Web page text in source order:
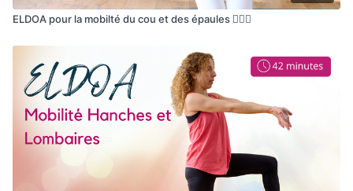
ELDOA pour la mobilté du cou et des épaules 🧘🏽‍♀️